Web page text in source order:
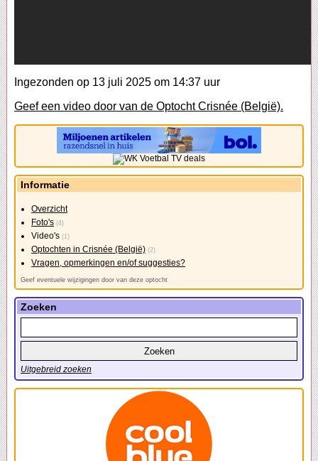
Ingezonden op 13 juli 2025 om 14:37 uur
Geef een video door van de Optocht Crisnée (België).
Informatie
Overzicht
Foto's (4)
Video's (1)
Optochten in Crisnée (België) (2)
Vragen, opmerkingen en/of suggesties?
Geef eventuele wijzigingen door van deze optocht
Zoeken
Uitgebreid zoeken